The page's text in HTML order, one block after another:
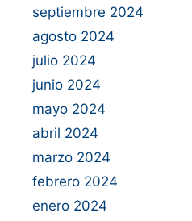
septiembre 2024
agosto 2024
julio 2024
junio 2024
mayo 2024
abril 2024
marzo 2024
febrero 2024
enero 2024